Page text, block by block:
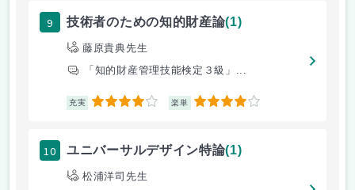
9 技術者のための知的財産論(1)
藤原貴典先生
「知的財産管理技能検定３級」...
充実 4 楽単 4
10 ユニバーサルデザイン特論(1)
松浦洋司先生